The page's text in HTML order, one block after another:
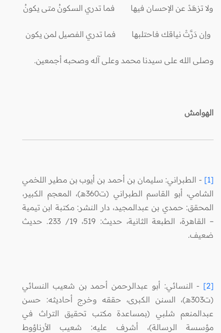
ولا تزهَدْ عن الإحسان فيها فما تدري السكونُ متى يكونُ
وإن دَرَّتْ نياقك فاحتلبها فما تدري الفصيل لمن يكون
وصلى الله على سيدنا محمد وعلى آله وصحبه أجمعين.
الهوامش
[1]
- الطبراني: سليمان بن أحمد بن أيوب بن مطير اللخمي
الشامي، أبو القاسم الطبراني (ت360هـ)، المعجم الكبير،
المحقق: حمدي بن عبدالمجيد، دار النشر: مكتبة ابن تيمية
– القاهرة، الطبعة الثانية، حديث: 519، 19/ 233. حديث
ضعيف.
[2]
- النسائي: أبو عبدالرحمن أحمد بن شعيب النسائي
(ت303هـ)، السنن الكبرى، حققه وخرج أحاديثه: حسن
عبدالمنعم شلبي (بمساعدة مكتب تحقيق التراث في
مؤسسة الرسالة)، أشرف عليه: شعيب الأرناؤوط